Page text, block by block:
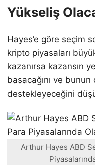
Yükseliş
Hayes’e göre seçim
kripto piyasaları
kazanırsa kazansın
basacağını ve
destekleyeceğini
Arthur Hayes ABD